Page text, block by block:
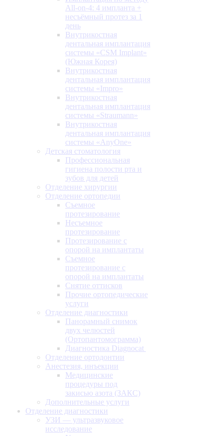
All-on-4: 4 импланта +
несъёмный протез за 1
день
Внутрикостная
дентальная имплантация
системы «CSM Implant»
(Южная Корея)
Внутрикостная
дентальная имплантация
системы «Impro»
Внутрикостная
дентальная имплантация
системы «Straumann»
Внутрикостная
дентальная имплантация
системы «AnyOne»
Детская стоматология
Профессиональная
гигиена полости рта и
зубов для детей
Отделение хирургии
Отделение ортопедии
Съемное
протезирование
Несъемное
протезирование
Протезирование с
опорой на имплантаты
Съемное
протезирование с
опорой на имплантаты
Снятие оттисков
Прочие ортопедические
услуги
Отделение диагностики
Панорамный снимок
двух челюстей
(Ортопантомограмма)
Диагностика Diagnocat
Отделение ортодонтии
Анестезия, инъекции
Медицинские
процедуры под
закисью азота (ЗАКС)
Дополнительные услуги
Отделение диагностики
УЗИ — ультразвуковое
исследование